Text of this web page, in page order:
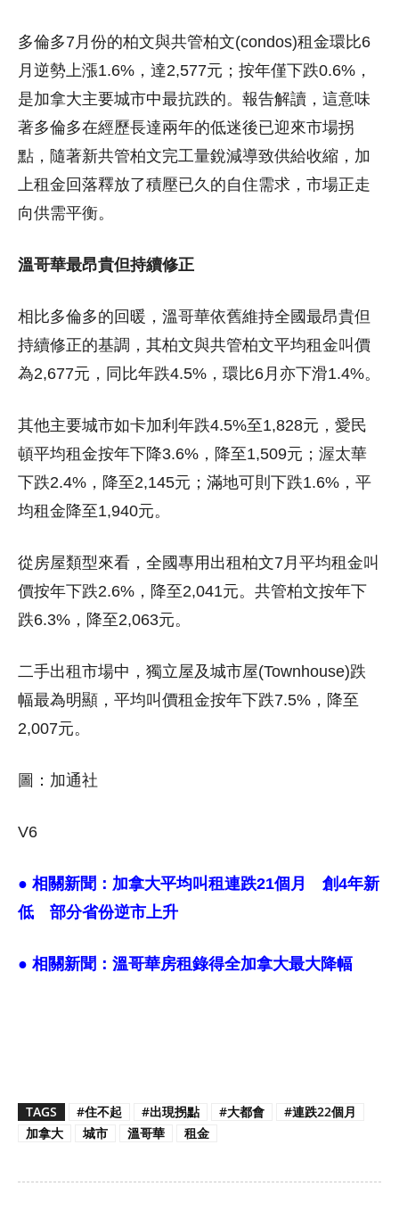
多倫多7月份的柏文與共管柏文(condos)租金環比6
月逆勢上漲1.6%，達2,577元；按年僅下跌0.6%，
是加拿大主要城市中最抗跌的。報告解讀，這意味
著多倫多在經歷長達兩年的低迷後已迎來市場拐
點，隨著新共管柏文完工量銳減導致供給收縮，加
上租金回落釋放了積壓已久的自住需求，市場正走
向供需平衡。
溫哥華最昂貴但持續修正
相比多倫多的回暖，溫哥華依舊維持全國最昂貴但
持續修正的基調，其柏文與共管柏文平均租金叫價
為2,677元，同比年跌4.5%，環比6月亦下滑1.4%。
其他主要城市如卡加利年跌4.5%至1,828元，愛民
頓平均租金按年下降3.6%，降至1,509元；渥太華
下跌2.4%，降至2,145元；滿地可則下跌1.6%，平
均租金降至1,940元。
從房屋類型來看，全國專用出租柏文7月平均租金叫
價按年下跌2.6%，降至2,041元。共管柏文按年下
跌6.3%，降至2,063元。
二手出租市場中，獨立屋及城市屋(Townhouse)跌
幅最為明顯，平均叫價租金按年下跌7.5%，降至
2,007元。
圖：加通社
V6
● 相關新聞： 加拿大平均叫租連跌21個月 創4年新
低 部分省份逆市上升
● 相關新聞： 溫哥華房租錄得全加拿大最大降幅
TAGS #住不起 #出現拐點 #大都會
#連跌22個月
加拿大
城市 溫哥華 租金